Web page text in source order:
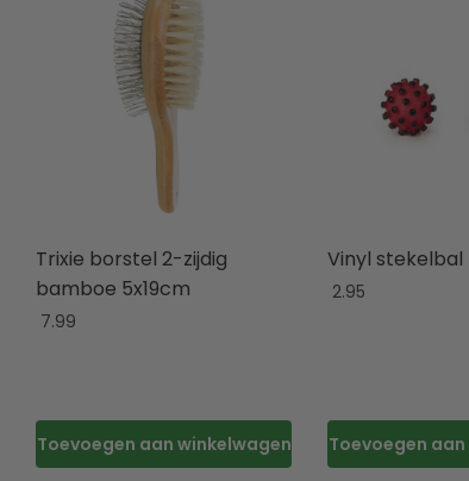
Trixie borstel 2-zijdig
bamboe 5x19cm
7.99
Toevoegen aan winkelwagen
Vinyl stekelbal
2.95
Toevoegen